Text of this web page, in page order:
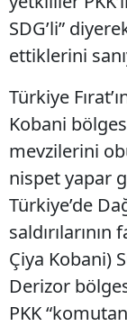
SDG’li”
ettiklerini
Türkiye
Kobani
mevzilerini
nispet yapar
Türkiye’de
saldırılarının
Çiya Kobani)
Derizor
PKK